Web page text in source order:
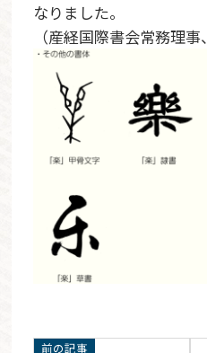
なりました。
（産経国際書会常務理事